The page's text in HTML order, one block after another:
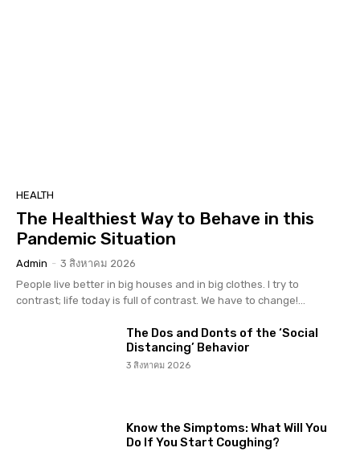
HEALTH
The Healthiest Way to Behave in this
Pandemic Situation
Admin - 3 สิงหาคม 2026
People live better in big houses and in big clothes. I try to
contrast; life today is full of contrast. We have to change!...
The Dos and Donts of the ‘Social
Distancing’ Behavior
3 สิงหาคม 2026
Know the Simptoms: What Will You
Do If You Start Coughing?